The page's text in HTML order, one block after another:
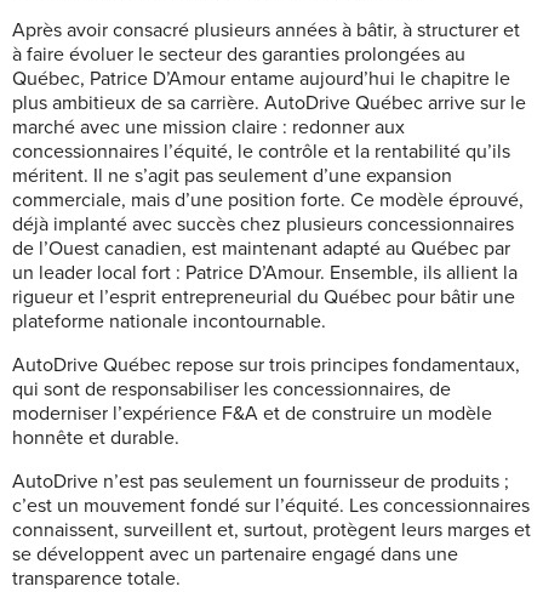
Après avoir consacré plusieurs années à bâtir, à structurer et
à faire évoluer le secteur des garanties prolongées au
Québec, Patrice D’Amour entame aujourd’hui le chapitre le
plus ambitieux de sa carrière. AutoDrive Québec arrive sur le
marché avec une mission claire : redonner aux
concessionnaires l’équité, le contrôle et la rentabilité qu’ils
méritent. Il ne s’agit pas seulement d’une expansion
commerciale, mais d’une position forte. Ce modèle éprouvé,
déjà implanté avec succès chez plusieurs concessionnaires
de l’Ouest canadien, est maintenant adapté au Québec par
un leader local fort : Patrice D’Amour. Ensemble, ils allient la
rigueur et l’esprit entrepreneurial du Québec pour bâtir une
plateforme nationale incontournable.
AutoDrive Québec repose sur trois principes fondamentaux,
qui sont de responsabiliser les concessionnaires, de
moderniser l’expérience F&A et de construire un modèle
honnête et durable.
AutoDrive n’est pas seulement un fournisseur de produits ;
c’est un mouvement fondé sur l’équité. Les concessionnaires
connaissent, surveillent et, surtout, protègent leurs marges et
se développent avec un partenaire engagé dans une
transparence totale.